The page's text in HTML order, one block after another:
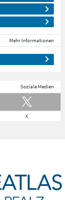
Mehr Informationen
Soziale Medien
X